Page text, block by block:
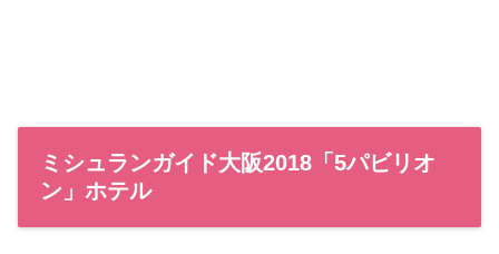
ミシュランガイド大阪2018「5パビリオ
ン」ホテル